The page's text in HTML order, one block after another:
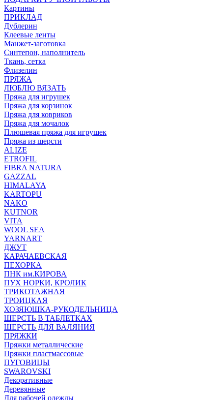
Картины
ПРИКЛАД
Дублерин
Клеевые ленты
Манжет-заготовка
Синтепон, наполнитель
Ткань, сетка
Флизелин
ПРЯЖА
ЛЮБЛЮ ВЯЗАТЬ
Пряжа для игрушек
Пряжа для корзинок
Пряжа для ковриков
Пряжа для мочалок
Плюшевая пряжа для игрушек
Пряжа из шерсти
ALIZE
ETROFIL
FIBRA NATURA
GAZZAL
HIMALAYA
KARTOPU
NAKO
KUTNOR
VITA
WOOL SEA
YARNART
ДЖУТ
КАРАЧАЕВСКАЯ
ПЕХОРКА
ПНК им.КИРОВА
ПУХ НОРКИ, КРОЛИК
ТРИКОТАЖНАЯ
ТРОИЦКАЯ
ХОЗЯЮШКА-РУКОДЕЛЬНИЦА
ШЕРСТЬ В ТАБЛЕТКАХ
ШЕРСТЬ ДЛЯ ВАЛЯНИЯ
ПРЯЖКИ
Пряжки металлические
Пряжки пластмассовые
ПУГОВИЦЫ
SWAROVSKI
Декоративные
Деревянные
Для рабочей одежды